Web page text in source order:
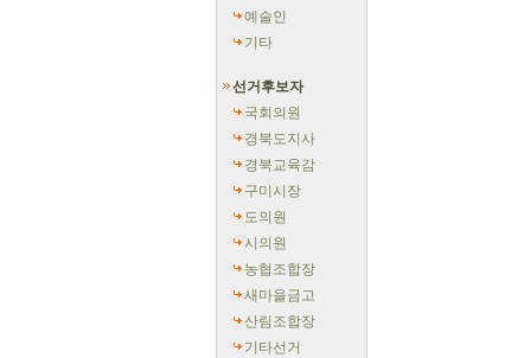
예술인
기타
선거후보자
국회의원
경북도지사
경북교육감
구미시장
도의원
시의원
농협조합장
새마을금고
산림조합장
기타선거